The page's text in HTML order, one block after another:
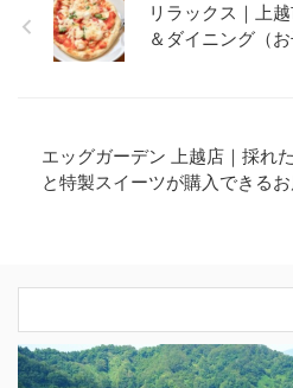
リラックス｜上
＆ダイニング（
エッグガーデン 上越店｜採れ
と特製スイーツが購入できる